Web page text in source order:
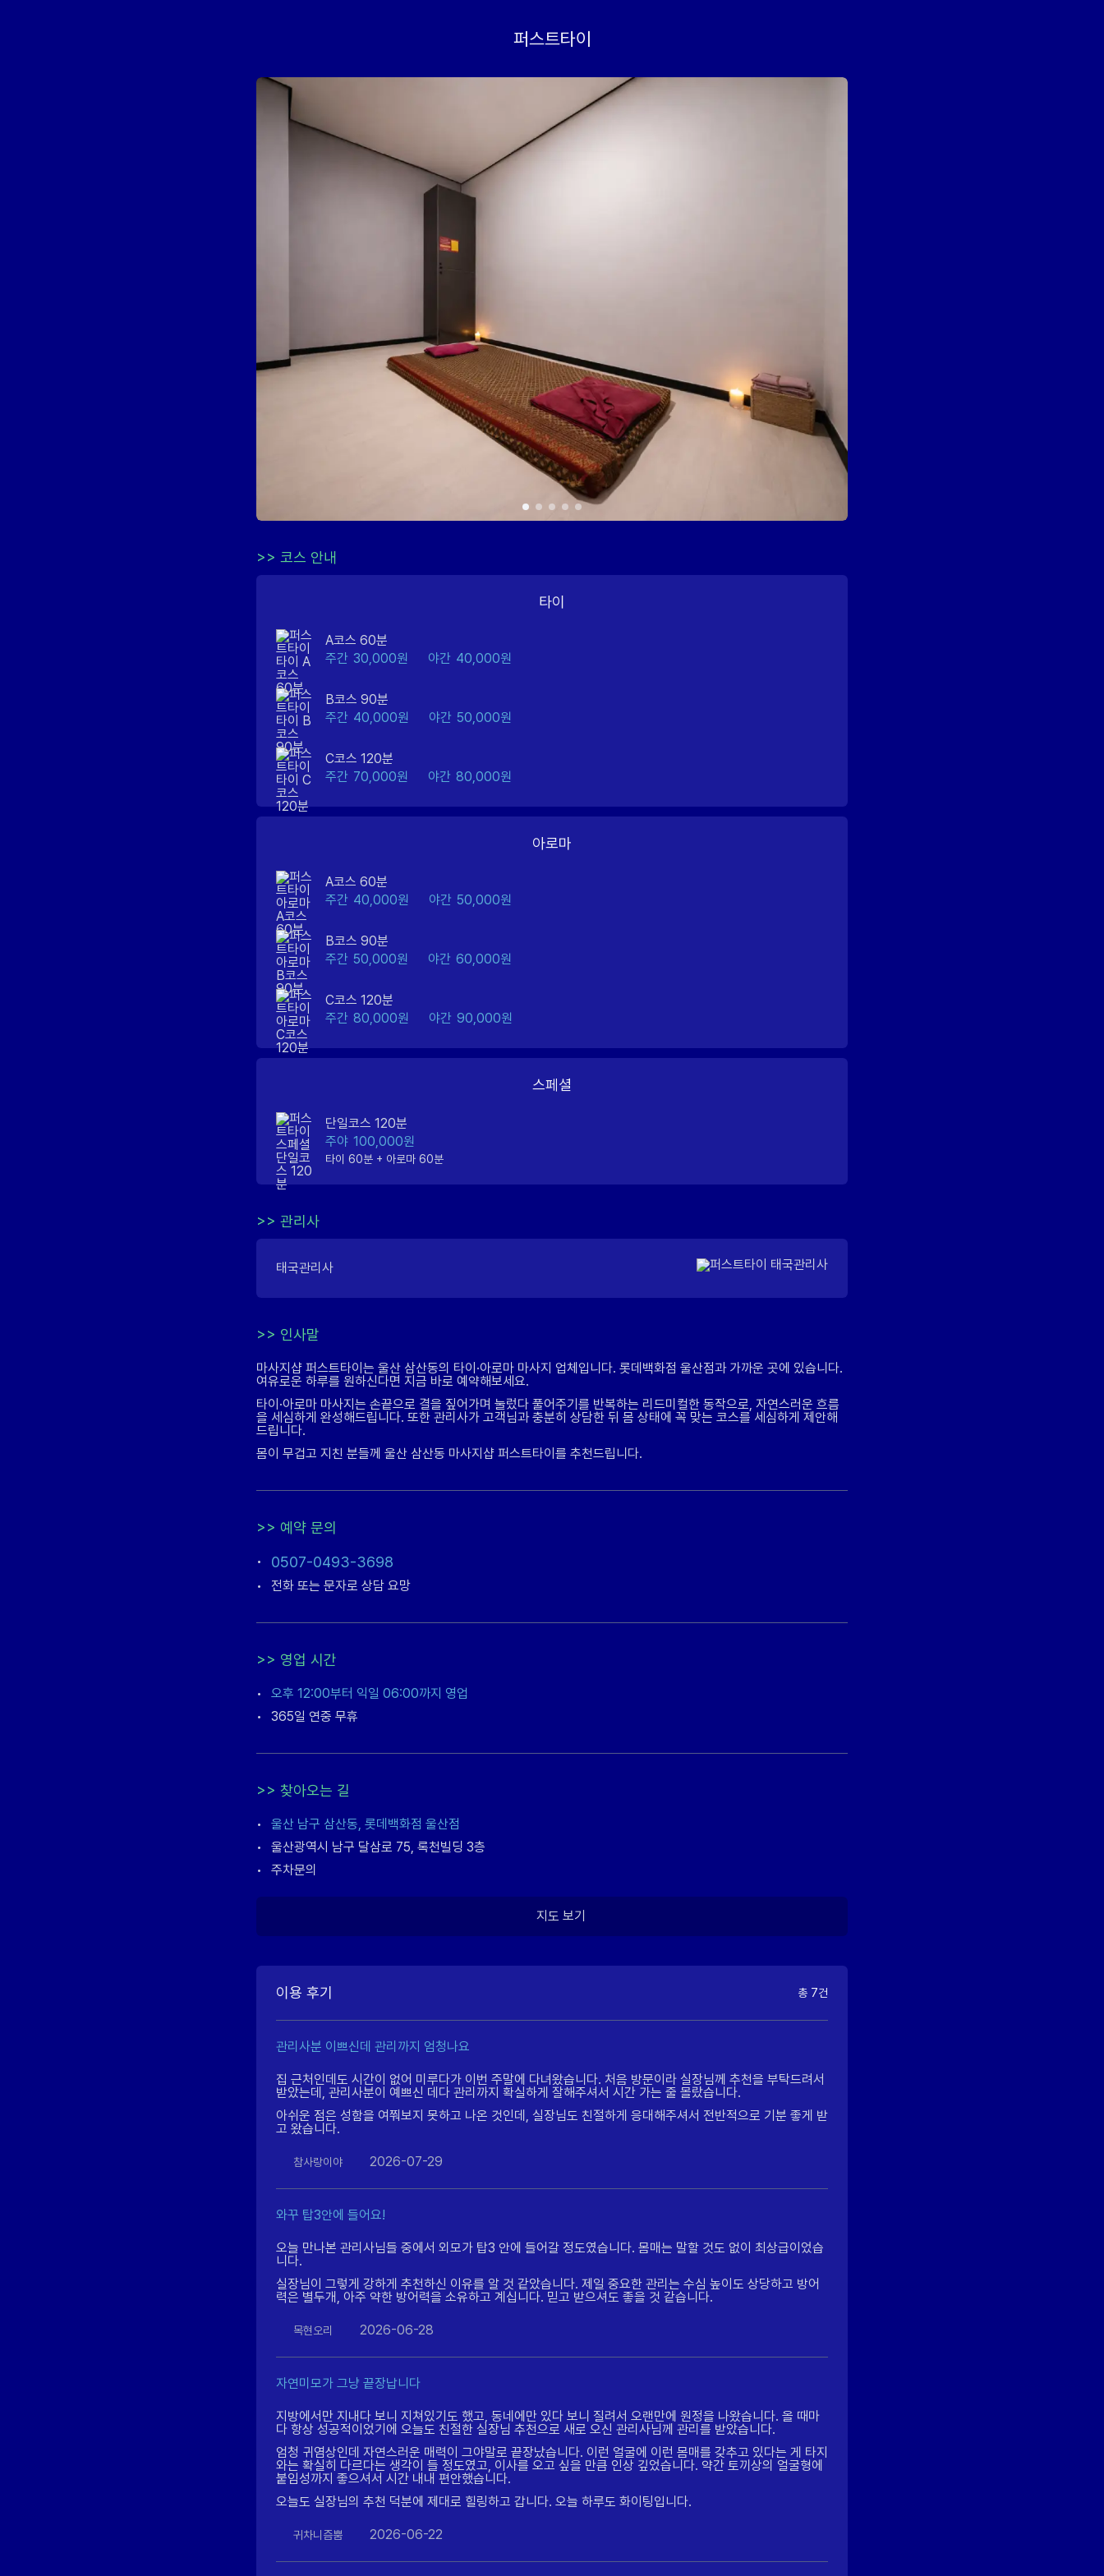
퍼스트타이
>> 코스 안내
타이
A코스 60분
주간 30,000원 야간 40,000원
B코스 90분
주간 40,000원 야간 50,000원
C코스 120분
주간 70,000원 야간 80,000원
아로마
A코스 60분
주간 40,000원 야간 50,000원
B코스 90분
주간 50,000원 야간 60,000원
C코스 120분
주간 80,000원 야간 90,000원
스페셜
단일코스 120분
주야 100,000원
타이 60분 + 아로마 60분
>> 관리사
태국관리사
>> 인사말
마사지샵 퍼스트타이는 울산 삼산동의 타이·아로마 마사지 업체입니다. 롯데백화점 울산점과 가까운 곳에 있습니다.
여유로운 하루를 원하신다면 지금 바로 예약해보세요.
타이·아로마 마사지는 손끝으로 결을 짚어가며 눌렀다 풀어주기를 반복하는 리드미컬한 동작으로, 자연스러운 흐름
을 세심하게 완성해드립니다. 또한 관리사가 고객님과 충분히 상담한 뒤 몸 상태에 꼭 맞는 코스를 세심하게 제안해
드립니다.
몸이 무겁고 지친 분들께 울산 삼산동 마사지샵 퍼스트타이를 추천드립니다.
>> 예약 문의
• 0507-0493-3698
• 전화 또는 문자로 상담 요망
>> 영업 시간
•
오후 12:00부터 익일 06:00까지 영업
•
365일 연중 무휴
>> 찾아오는 길
•
울산 남구 삼산동, 롯데백화점 울산점
•
울산광역시 남구 달삼로 75, 록천빌딩 3층
•
주차문의
지도 보기
이용 후기 총 7건
관리사분 이쁘신데 관리까지 엄청나요
집 근처인데도 시간이 없어 미루다가 이번 주말에 다녀왔습니다. 처음 방문이라 실장님께 추천을 부탁드려서
받았는데, 관리사분이 예쁘신 데다 관리까지 확실하게 잘해주셔서 시간 가는 줄 몰랐습니다.
아쉬운 점은 성함을 여쭤보지 못하고 나온 것인데, 실장님도 친절하게 응대해주셔서 전반적으로 기분 좋게 받
고 왔습니다.
참사랑이야 2026-07-29
와꾸 탑3안에 들어요!
오늘 만나본 관리사님들 중에서 외모가 탑3 안에 들어갈 정도였습니다. 몸매는 말할 것도 없이 최상급이었습
니다.
실장님이 그렇게 강하게 추천하신 이유를 알 것 같았습니다. 제일 중요한 관리는 수심 높이도 상당하고 방어
력은 별두개, 아주 약한 방어력을 소유하고 계십니다. 믿고 받으셔도 좋을 것 같습니다.
목현오리 2026-06-28
자연미모가 그냥 끝장납니다
지방에서만 지내다 보니 지쳐있기도 했고, 동네에만 있다 보니 질려서 오랜만에 원정을 나왔습니다. 올 때마
다 항상 성공적이었기에 오늘도 친절한 실장님 추천으로 새로 오신 관리사님께 관리를 받았습니다.
엄청 귀염상인데 자연스러운 매력이 그야말로 끝장났습니다. 이런 얼굴에 이런 몸매를 갖추고 있다는 게 타지
와는 확실히 다르다는 생각이 들 정도였고, 이사를 오고 싶을 만큼 인상 깊었습니다. 약간 토끼상의 얼굴형에
붙임성까지 좋으셔서 시간 내내 편안했습니다.
오늘도 실장님의 추천 덕분에 제대로 힐링하고 갑니다. 오늘 하루도 화이팅입니다.
귀차니즘뿜 2026-06-22